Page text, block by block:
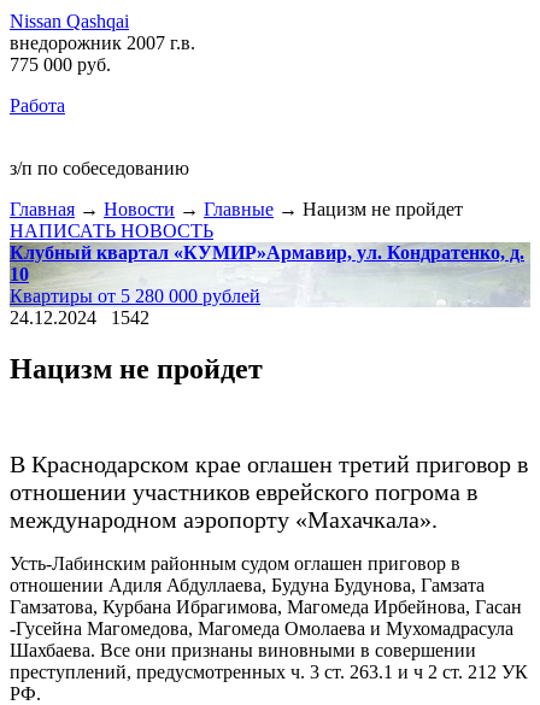
Nissan Qashqai
внедорожник 2007 г.в.
775 000 руб.
Работа
з/п по собеседованию
Главная → Новости → Главные → Нацизм не пройдет
НАПИСАТЬ НОВОСТЬ
Клубный квартал «КУМИР»Армавир, ул. Кондратенко, д.
10
Квартиры от 5 280 000 рублей
24.12.2024
1542
Нацизм не пройдет
В Краснодарском крае оглашен третий приговор в
отношении участников еврейского погрома в
международном аэропорту «Махачкала».
Усть-Лабинским районным судом оглашен приговор в
отношении Адиля Абдуллаева, Будуна Будунова, Гамзата
Гамзатова, Курбана Ибрагимова, Магомеда Ирбейнова, Гасан
-Гусейна Магомедова, Магомеда Омолаева и Мухомадрасула
Шахбаева. Все они признаны виновными в совершении
преступлений, предусмотренных ч. 3 ст. 263.1 и ч 2 ст. 212 УК
РФ.